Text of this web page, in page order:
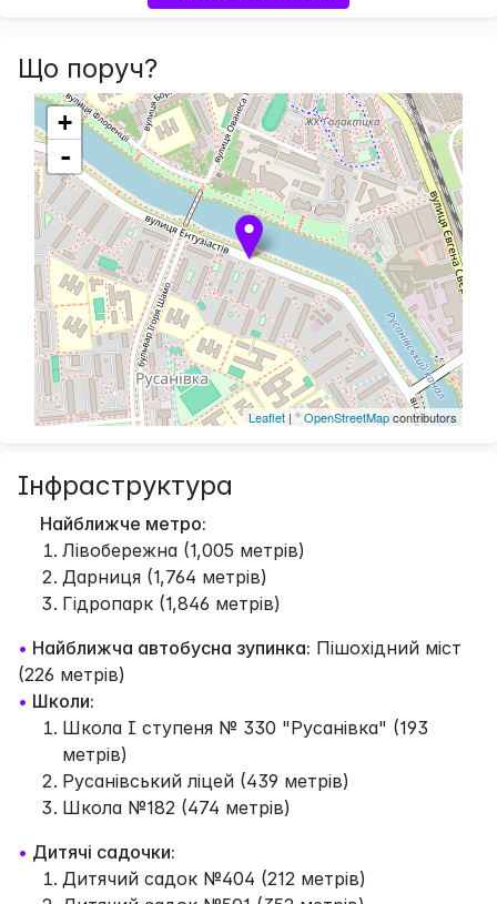
Що поруч?
+
-
Leaflet| ©OpenStreetMapcontributors
Інфраструктура
Найближче метро:
Лівобережна (1,005 метрів)
Дарниця (1,764 метрів)
Гідропарк (1,846 метрів)
• Найближча автобусна зупинка: Пішохідний міст
(226 метрів)
• Школи:
Школа І ступеня № 330 "Русанівка" (193
метрів)
Русанівський ліцей (439 метрів)
Школа №182 (474 метрів)
• Дитячі садочки:
Дитячий садок №404 (212 метрів)